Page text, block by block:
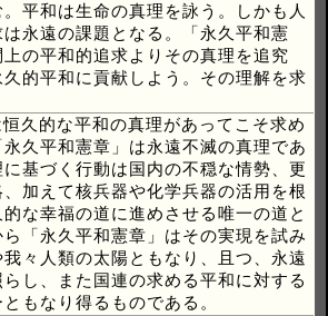
平和は生命の真理を詠う。しかも人
永遠の課題となる。「永久平和憲
の平和的追求よりその真理を追究
的平和に貢献しよう。その理解を求
久的な平和の真理があってこそ求め
久平和憲章」は永遠不滅の真理であ
基づく行動は国内の不穏な情勢、更
加えて核兵器や化学兵器の活用を根
な幸福の道に進めさせる唯一の道と
「永久平和憲章」はその実現を試み
々人類の太陽ともなり、且つ、永遠
し、また国連の求める平和に対する
もなり得るものである。